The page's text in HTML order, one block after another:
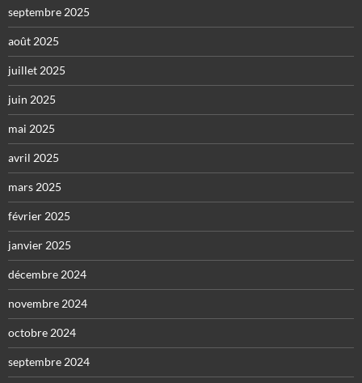
septembre 2025
août 2025
juillet 2025
juin 2025
mai 2025
avril 2025
mars 2025
février 2025
janvier 2025
décembre 2024
novembre 2024
octobre 2024
septembre 2024